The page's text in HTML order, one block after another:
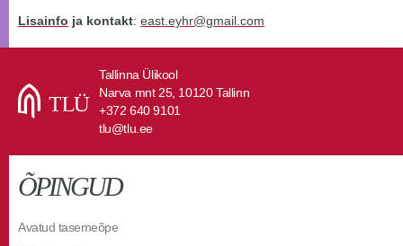
Lisainfo ja kontakt: east.eyhr@gmail.com
Tallinna Ülikool
Narva mnt 25, 10120 Tallinn
+372 640 9101
tlu@tlu.ee
ÕPINGUD
Avatud tasemeõpe